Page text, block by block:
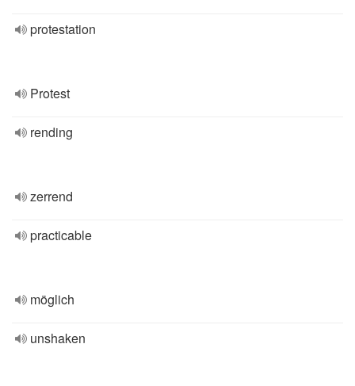
protestation
Protest
rending
zerrend
practicable
möglich
unshaken